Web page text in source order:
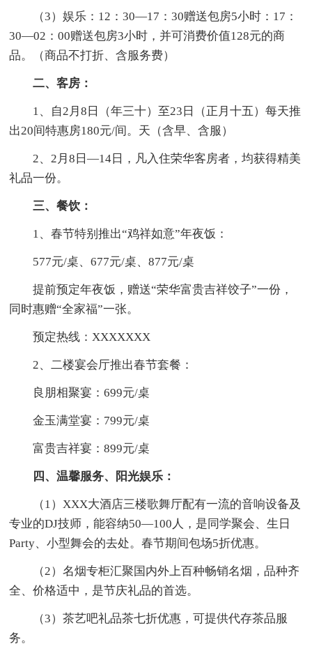
（3）娱乐：12：30—17：30赠送包房5小时：17：
30—02：00赠送包房3小时，并可消费价值128元的商
品。（商品不打折、含服务费）
二、客房：
1、自2月8日（年三十）至23日（正月十五）每天推
出20间特惠房180元/间。天（含早、含服）
2、2月8日—14日，凡入住荣华客房者，均获得精美
礼品一份。
三、餐饮：
1、春节特别推出“鸡祥如意”年夜饭：
577元/桌、677元/桌、877元/桌
提前预定年夜饭，赠送“荣华富贵吉祥饺子”一份，
同时惠赠“全家福”一张。
预定热线：XXXXXXX
2、二楼宴会厅推出春节套餐：
良朋相聚宴：699元/桌
金玉满堂宴：799元/桌
富贵吉祥宴：899元/桌
四、温馨服务、阳光娱乐：
（1）XXX大酒店三楼歌舞厅配有一流的音响设备及
专业的DJ技师，能容纳50—100人，是同学聚会、生日
Party、小型舞会的去处。春节期间包场5折优惠。
（2）名烟专柜汇聚国内外上百种畅销名烟，品种齐
全、价格适中，是节庆礼品的首选。
（3）茶艺吧礼品茶七折优惠，可提供代存茶品服
务。